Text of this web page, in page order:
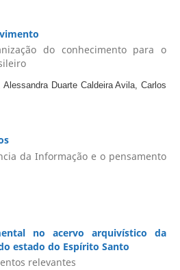
do conhecimento para o
Duarte Caldeira Avila, Carlos
da Informação e o pensamento
no acervo arquivístico da
estado do Espírito Santo
relevantes